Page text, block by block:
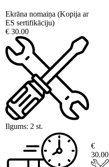
Ekrāna nomaiņa (Kopija ar
ES sertifikāciju)
€ 30.00
Ilgums: 2 st.
€
30.00